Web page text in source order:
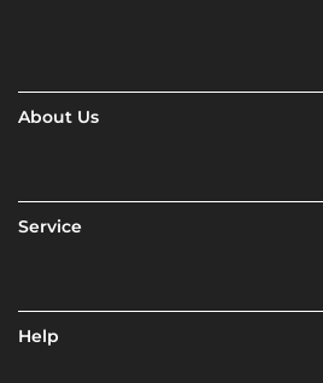
About Us
Service
Help